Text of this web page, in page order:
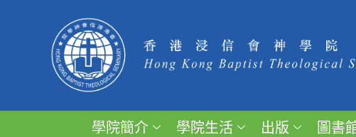
學院簡介 學院生活 出版 圖書